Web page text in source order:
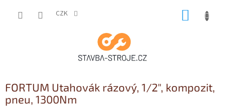
CZK
FORTUM Utahovák rázový, 1/2", kompozit,
pneu, 1300Nm